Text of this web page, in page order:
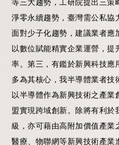
等三大趨勢，工研院提出三策
淨零永續趨勢，臺灣需公私協
面對少子化趨勢，建議業者應
以數位賦能精實企業運營，提
率。第三，有鑑於新興科技應
多為其核心，我半導體業者技
以半導體作為新興技術之產業
盟實現跨域創新。除將有利於
級，亦可藉由高附加價值產業
醫療、物聯網等新興技術產業